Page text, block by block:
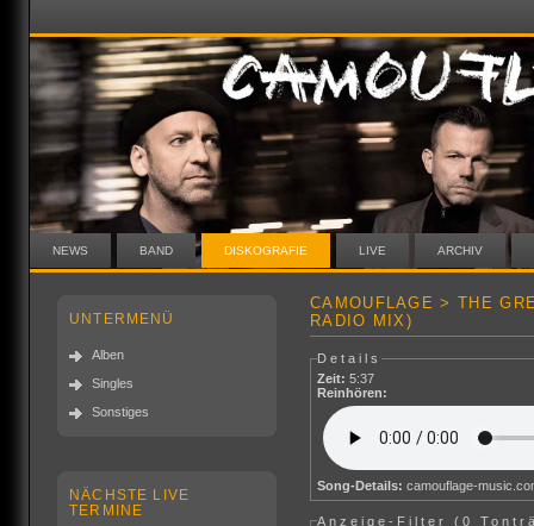
NEWS BAND DISKOGRAFIE LIVE ARCHIV
UNTERMENÜ
Alben
Singles
Sonstiges
NÄCHSTE LIVE
TERMINE
CAMOUFLAGE > THE
RADIO MIX)
Details
Zeit: 5:37
Reinhören:
Song-Details: camouflage-
Anzeige-Filter (0